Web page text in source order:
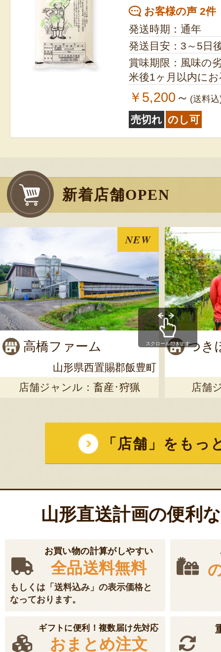
お客様の声 2件
発送時期：通年
発送目安：3～5日
賞味期限：風味の
米後1ヶ月以内に
￥5,200 ～ (送料
売切れ のし可
新着店舗OPEN
NEW
高橋ファーム
山形県西置賜郡飯豊町
店舗ジャンル： 畜産･狩猟
つき
店舗
スクロールできます
「店舗」をもっ
山形直送計画の便利
お買い物の計算がしやすい
全品送料無料
もしくは「送料込み」の表示価格と
なっております。
ギフトに便利！複数届け先対応
おまとめ注文